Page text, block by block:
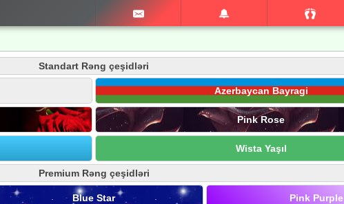
Standart Rəng çeşidləri
Azerbaycan Bayragi
Pink Rose
Wista Yaşıl
Premium Rəng çeşidləri
Blue Star Pink Purple